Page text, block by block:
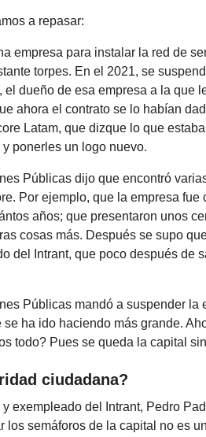
a repasar:
empresa para instalar la red de
torpes. En el 2021, se
dueño de esa empresa a la que
ahora el contrato se lo habían
Latam, que dizque lo que
ponerles un logo nuevo.
Públicas dijo que encontró
Por ejemplo, que la empresa
años; que presentaron unos
cosas más. Después se supo
del Intrant, que poco después de
Públicas mandó a suspender la
ha ido haciendo más grande.
todo? Pues se queda la capital
ciudadana?
exempleado del Intrant, Pedro
los semáforos de la capital no es